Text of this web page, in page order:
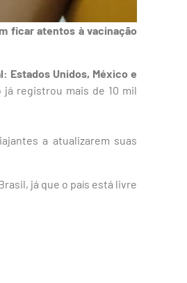
ficar atentos à vacinação
Estados Unidos, México e
já registrou mais de 10 mil
a atualizarem suas
já que o país está livre